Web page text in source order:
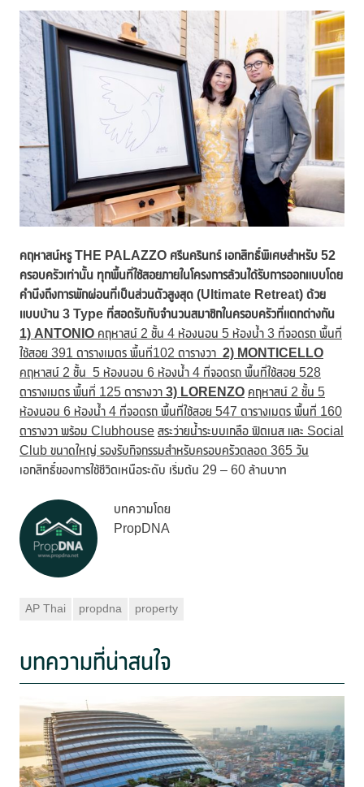
คฤหาสน์หรูTHE PALAZZO ศรีนครินทร์ เอกสิทธิ์พิเศษสำหรับ 52
ครอบครัวเท่านั้น ทุกพื้นที่ใช้สอยภายในโครงการล้วนได้รับการออกแบบโดย
คำนึงถึงการพักผ่อนที่เป็นส่วนตัวสูงสุด (Ultimate Retreat) ด้วย
แบบบ้าน 3 Type ที่สอดรับกับจำนวนสมาชิกในครอบครัวที่แตกต่างกัน
1) ANTONIO คฤหาสน์ 2 ชั้น 4 ห้องนอน 5 ห้องน้ำ 3 ที่จอดรถ พื้นที่
ใช้สอย 391 ตารางเมตร พื้นที่102 ตารางวา 2) MONTICELLO
คฤหาสน์ 2 ชั้น 5 ห้องนอน 6 ห้องน้ำ 4 ที่จอดรถ พื้นที่ใช้สอย 528
ตารางเมตร พื้นที่ 125 ตารางวา 3) LORENZO คฤหาสน์ 2 ชั้น 5
ห้องนอน 6 ห้องน้ำ 4 ที่จอดรถ พื้นที่ใช้สอย 547 ตารางเมตร พื้นที่ 160
ตารางวา พร้อม Clubhouse สระว่ายน้ำระบบเกลือ ฟิตเนส และ Social
Club ขนาดใหญ่ รองรับกิจกรรมสำหรับครอบครัวตลอด 365 วัน
เอกสิทธิ์ของการใช้ชีวิตเหนือระดับ เริ่มต้น 29 – 60 ล้านบาท
บทความโดย
PropDNA
AP Thai propdna property
บทความที่น่าสนใจ